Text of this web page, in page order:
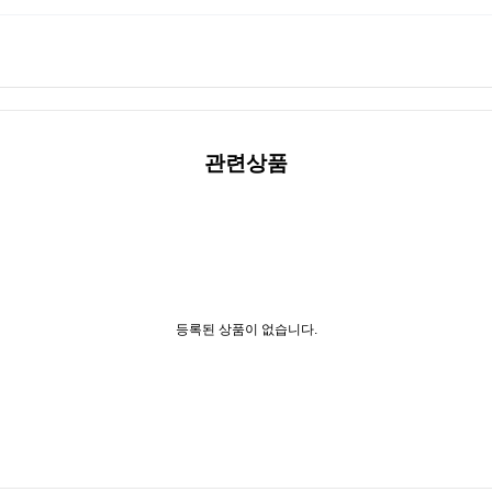
관련상품
등록된 상품이 없습니다.